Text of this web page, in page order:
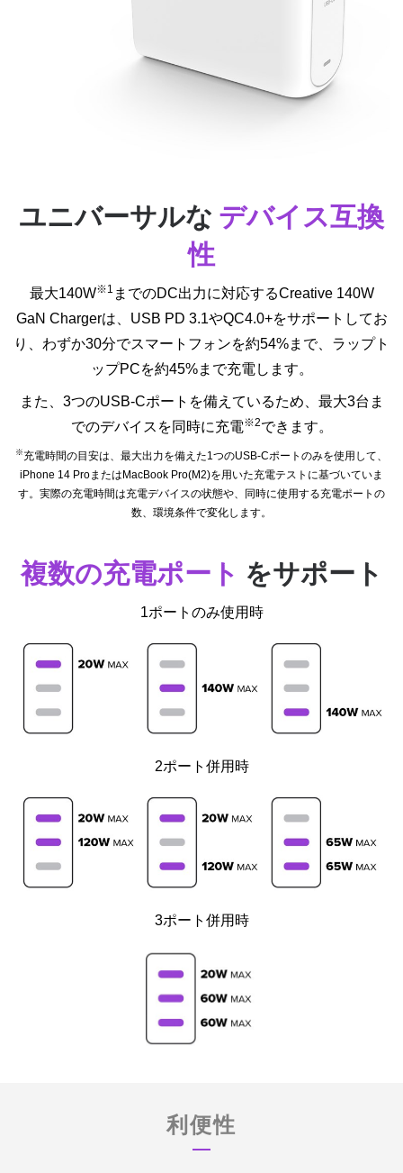
ユニバーサルな デバイス互換
性
最大140W※1 までのDC出力に対応するCreative 140W
GaN Chargerは、USB PD 3.1やQC4.0+をサポートしてお
り、わずか30分でスマートフォンを約54%まで、ラップト
ップPCを約45%まで充電します。
また、3つのUSB-Cポートを備えているため、最大3台ま
でのデバイスを同時に充電※2できます。
※ 充電時間の目安は、最大出力を備えた1つのUSB-Cポートのみを使用して、
iPhone 14 ProまたはMacBook Pro(M2)を用いた充電テストに基づいていま
す。実際の充電時間は充電デバイスの状態や、同時に使用する充電ポートの
数、環境条件で変化します。
複数の充電ポート をサポート
1ポートのみ使用時
2ポート併用時
3ポート併用時
利便性